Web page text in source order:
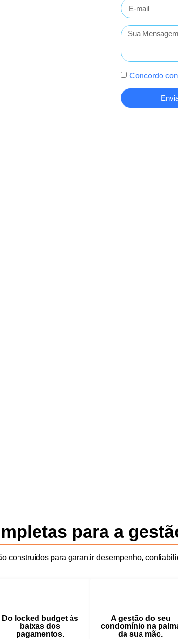
E-
Concordo
para a
construídos para garantir desempenho,
Do locked budget às
baixas dos
pagamentos.
A gestão do seu
condomínio na
da sua mão.